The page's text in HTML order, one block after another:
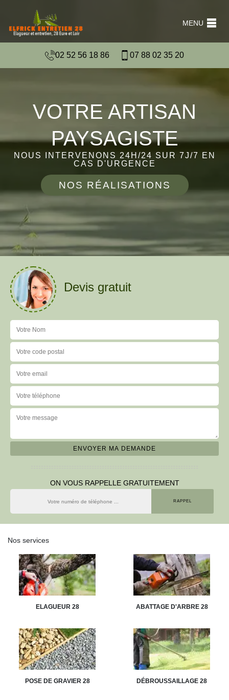
MENU
02 52 56 18 86 07 88 02 35 20
VOTRE ARTISAN
PAYSAGISTE
NOUS INTERVENONS 24H/24 SUR 7J/7 EN
CAS D'URGENCE
NOS RÉALISATIONS
Devis gratuit
ON VOUS RAPPELLE GRATUITEMENT
Nos services
ELAGUEUR 28 ABATTAGE D'ARBRE 28
POSE DE GRAVIER 28 DÉBROUSSAILLAGE 28